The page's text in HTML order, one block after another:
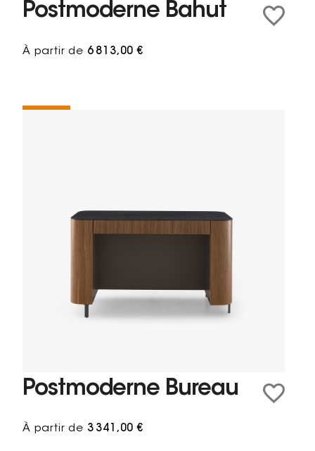
Postmoderne Bahut
À partir de 6 813,00 €
Postmoderne Bureau
À partir de 3 341,00 €